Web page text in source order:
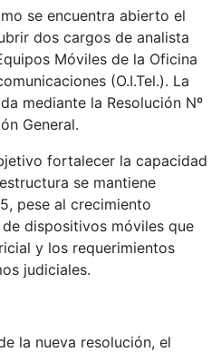
se encuentra abierto el
dos cargos de analista
Móviles de la Oficina
(O.I.Tel.). La
mediante la Resolución Nº
General.
fortalecer la capacidad
se mantiene
pese al crecimiento
dispositivos móviles que
y los requerimientos
judiciales.
la nueva resolución, el